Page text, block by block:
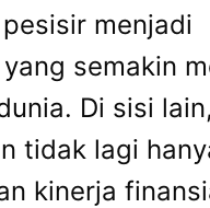
menjadi
semakin
Di sisi lain,
tidak lagi
kinerja